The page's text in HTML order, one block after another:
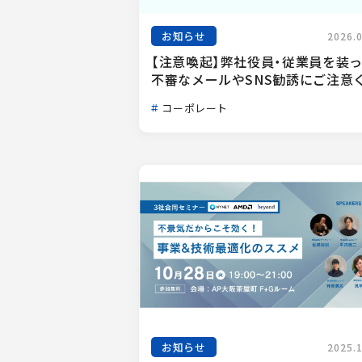
お知らせ
【注意喚起】弊社役員・従業員を装
不審なメールやSNS勧誘にご注意
コーポレート
お知らせ